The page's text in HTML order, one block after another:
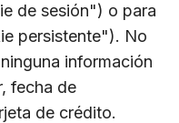
de sesión") o para
persistente"). No
información
fecha de
de crédito.